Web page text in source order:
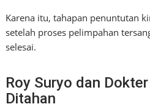
Karena itu, tahapan penuntutan
setelah proses pelimpahan
selesai.
Roy Suryo dan
Ditahan